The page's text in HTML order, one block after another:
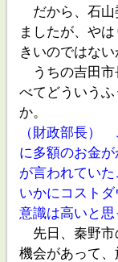
だから、石山
ましたが、や
きいのではない
うちの吉田市
べてどういう
か。
（財政部長）
に多額のお金
が言われていた
いかにコスト
意識は高いと思
先日、秦野市
機会があって